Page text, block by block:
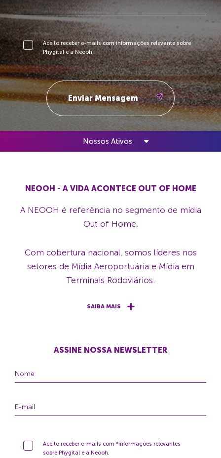
Aceito receber e-mails com informações relevante sobre
Phygital e a Neooh.
Nossos Ativos
NEOOH - A VIDA ACONTECE OUT OF HOME
A NEOOH é referência no segmento de mídia
Out of Home.
Com cobertura nacional, somos líderes nos
setores de Mídia Aeroportuária e Mídia em
Terminais Rodoviários.
SAIBA MAIS
ASSINE NOSSA NEWSLETTER
Aceito receber e-mails com *informações relevantes
sobre Phygital e a Neooh.